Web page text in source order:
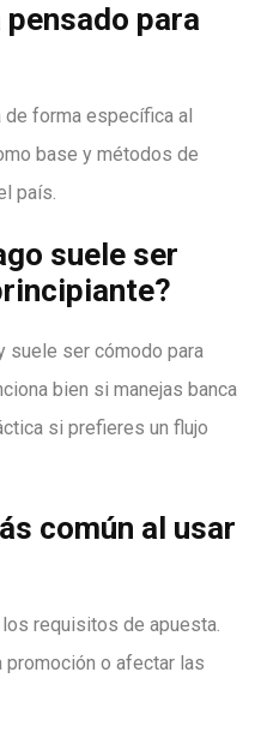
para
de forma específica al
base y métodos de
país.
suele ser
suele ser cómodo para
bien si manejas banca
si prefieres un flujo
común al usar
requisitos de apuesta.
promoción o afectar las